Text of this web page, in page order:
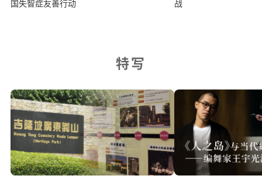
国失智症友善行动
战
特写